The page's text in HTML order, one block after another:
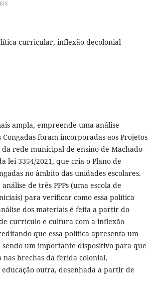
curricular, inflexão decolonial
ampla, empreende uma análise
foram incorporadas aos Projetos
da rede municipal de ensino de Machado-
lei 3354/2021, que cria o Plano de
no âmbito das unidades escolares.
de três PPPs (uma escola de
para verificar como essa política
dos materiais é feita a partir do
currículo e cultura com a inflexão
que essa política apresenta um
um importante dispositivo para que
brechas da ferida colonial,
outra, desenhada a partir de